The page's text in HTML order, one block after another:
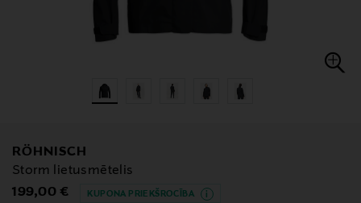
RÖHNISCH
Storm lietusmētelis
Original Price
199,00 € KUPONA PRIEKŠROCĪBA